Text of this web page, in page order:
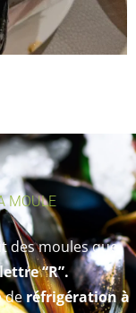
MOULE
des moules que
“R”.
deréfrigération à